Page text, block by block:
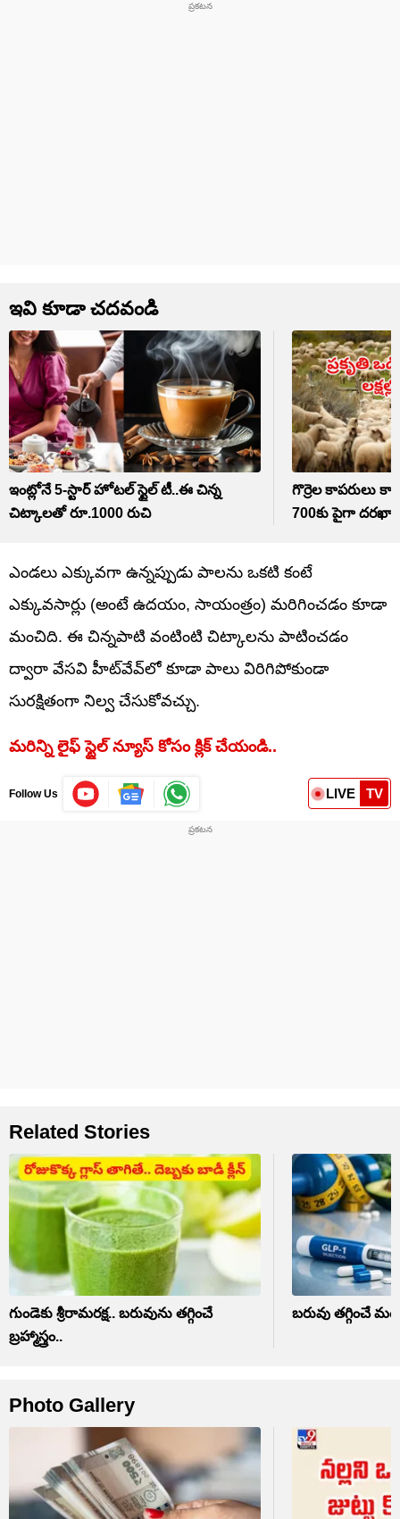
ఇవి కూడా చదవండి
ఇంట్లోనే 5-స్టార్ హోటల్ స్టైల్ టీ..ఈ చిన్న
చిట్కాలతో రూ.1000 రుచి
గొర్రెల కాపరులు
700కు పైగా
ఎండలు ఎక్కువగా ఉన్నప్పుడు పాలను ఒకటి కంటే
ఎక్కువసార్లు (అంటే ఉదయం, సాయంత్రం) మరిగించడం కూడా
మంచిది. ఈ చిన్నపాటి వంటింటి చిట్కాలను పాటించడం
ద్వారా వేసవి హీట్‌వేవ్‌లో కూడా పాలు విరిగిపోకుండా
సురక్షితంగా నిల్వ చేసుకోవచ్చు.
మరిన్ని లైఫ్ స్టైల్ న్యూస్ కోసం క్లిక్ చేయండి..
Follow Us LIVE TV
Related Stories
గుండెకు శ్రీరామరక్ష.. బరువును తగ్గించే
బ్రహ్మాస్త్రం..
బరువు తగ్గించే
Photo Gallery